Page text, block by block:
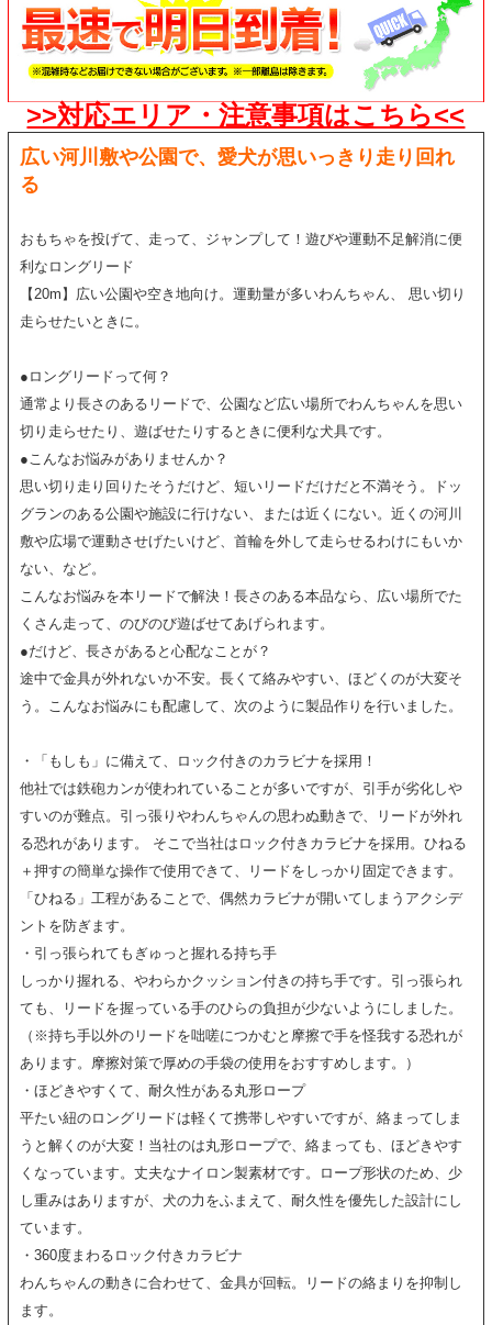
>>対応エリア・注意事項はこちら<<
広い河川敷や公園で、愛犬が思いっきり走り回れ
る
おもちゃを投げて、走って、ジャンプして！遊びや運動不足解消に便
利なロングリード
【20m】広い公園や空き地向け。運動量が多いわんちゃん、 思い切り
走らせたいときに。
●ロングリードって何？
通常より長さのあるリードで、公園など広い場所でわんちゃんを思い
切り走らせたり、遊ばせたりするときに便利な犬具です。
●こんなお悩みがありませんか？
思い切り走り回りたそうだけど、短いリードだけだと不満そう。ドッ
グランのある公園や施設に行けない、または近くにない。近くの河川
敷や広場で運動させげたいけど、首輪を外して走らせるわけにもいか
ない、など。
こんなお悩みを本リードで解決！長さのある本品なら、広い場所でた
くさん走って、のびのび遊ばせてあげられます。
●だけど、長さがあると心配なことが？
途中で金具が外れないか不安。長くて絡みやすい、ほどくのが大変そ
う。こんなお悩みにも配慮して、次のように製品作りを行いました。
・「もしも」に備えて、ロック付きのカラビナを採用！
他社では鉄砲カンが使われていることが多いですが、引手が劣化しや
すいのが難点。引っ張りやわんちゃんの思わぬ動きで、リードが外れ
る恐れがあります。 そこで当社はロック付きカラビナを採用。ひねる
＋押すの簡単な操作で使用できて、リードをしっかり固定できます。
「ひねる」工程があることで、偶然カラビナが開いてしまうアクシデ
ントを防ぎます。
・引っ張られてもぎゅっと握れる持ち手
しっかり握れる、やわらかクッション付きの持ち手です。引っ張られ
ても、リードを握っている手のひらの負担が少ないようにしました。
（※持ち手以外のリードを咄嗟につかむと摩擦で手を怪我する恐れが
あります。摩擦対策で厚めの手袋の使用をおすすめします。）
・ほどきやすくて、耐久性がある丸形ロープ
平たい紐のロングリードは軽くて携帯しやすいですが、絡まってしま
うと解くのが大変！当社のは丸形ロープで、絡まっても、ほどきやす
くなっています。丈夫なナイロン製素材です。ロープ形状のため、少
し重みはありますが、犬の力をふまえて、耐久性を優先した設計にし
ています。
・360度まわるロック付きカラビナ
わんちゃんの動きに合わせて、金具が回転。リードの絡まりを抑制し
ます。